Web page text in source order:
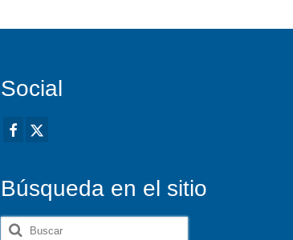
Social
Búsqueda en el sitio
Buscar